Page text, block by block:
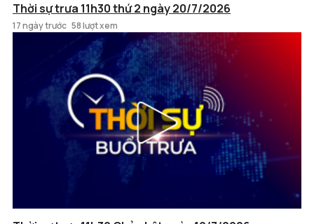
Thời sự trưa 11h30 thứ 2 ngày 20/7/2026
17 ngày trước 58 lượt xem